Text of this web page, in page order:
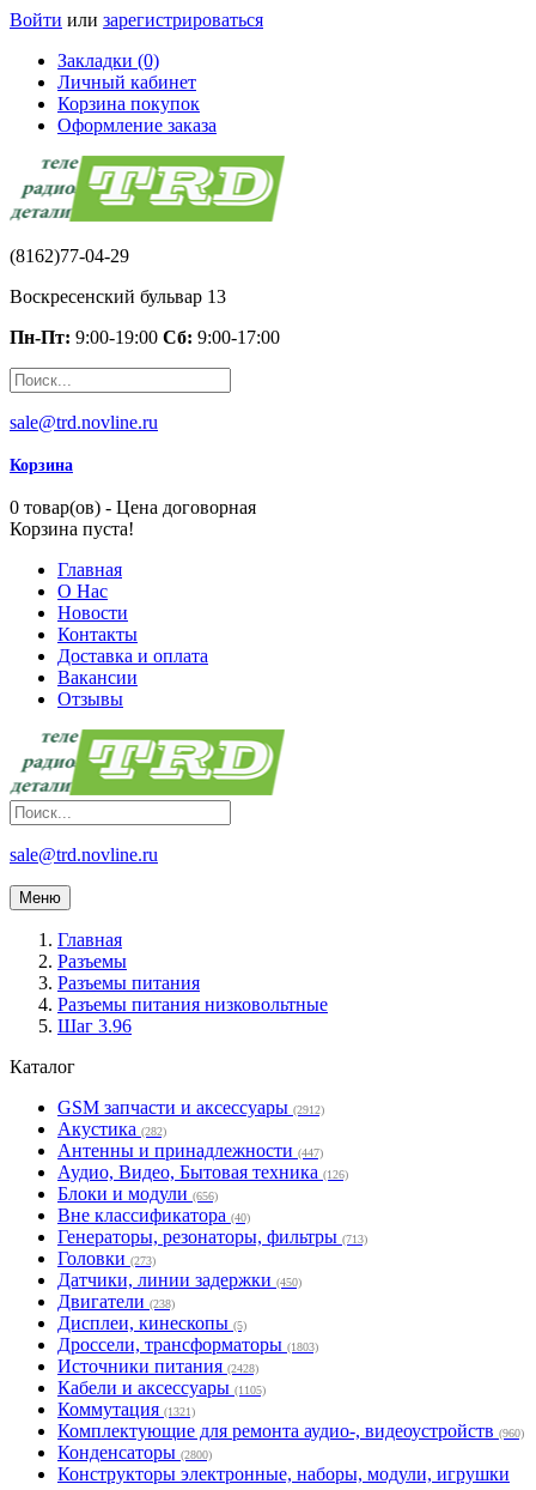
Войти или зарегистрироваться
Закладки (0)
Личный кабинет
Корзина покупок
Оформление заказа
(8162)77-04-29
Воскресенский бульвар 13
Пн-Пт: 9:00-19:00 Сб: 9:00-17:00
sale@trd.novline.ru
Корзина
0 товар(ов) - Цена договорная
Корзина пуста!
Главная
О Нас
Новости
Контакты
Доставка и оплата
Вакансии
Отзывы
sale@trd.novline.ru
Меню
Главная
Разъемы
Разъемы питания
Разъемы питания низковольтные
Шаг 3.96
Каталог
GSM запчасти и аксессуары (2912)
Акустика (282)
Антенны и принадлежности (447)
Аудио, Видео, Бытовая техника (126)
Блоки и модули (656)
Вне классификатора (40)
Генераторы, резонаторы, фильтры (713)
Головки (273)
Датчики, линии задержки (450)
Двигатели (238)
Дисплеи, кинескопы (5)
Дроссели, трансформаторы (1803)
Источники питания (2428)
Кабели и аксессуары (1105)
Коммутация (1321)
Комплектующие для ремонта аудио-, видеоустройств (960)
Конденсаторы (2800)
Конструкторы электронные, наборы, модули, игрушки